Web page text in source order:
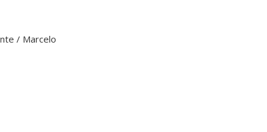
/ Marcelo